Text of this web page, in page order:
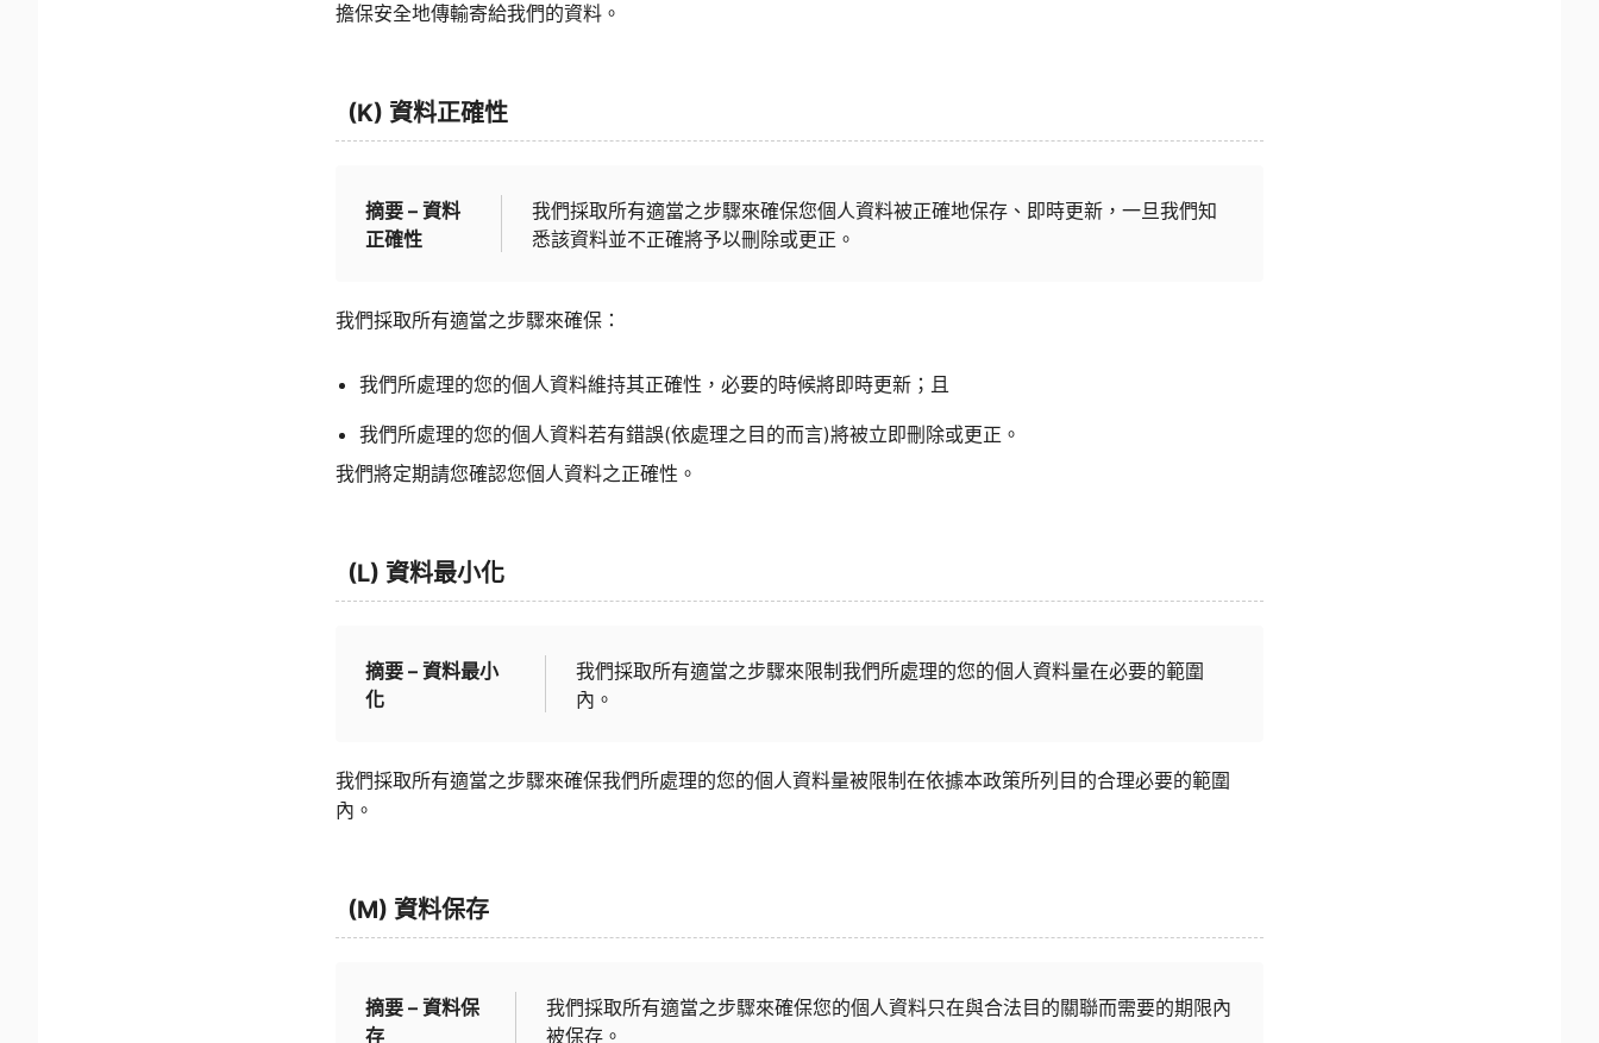
擔保安全地傳輸寄給我們的資料。
(K) 資料正確性
摘要 – 資料
正確性
我們採取所有適當之步驟來確保您個人資料被正確地保存、即時更新，一旦我們知
悉該資料並不正確將予以刪除或更正。
我們採取所有適當之步驟來確保：
我們所處理的您的個人資料維持其正確性，必要的時候將即時更新；且
我們所處理的您的個人資料若有錯誤(依處理之目的而言)將被立即刪除或更正。
我們將定期請您確認您個人資料之正確性。
(L) 資料最小化
摘要 – 資料最小
化
我們採取所有適當之步驟來限制我們所處理的您的個人資料量在必要的範圍
內。
我們採取所有適當之步驟來確保我們所處理的您的個人資料量被限制在依據本政策所列目的合理必要的範圍
內。
(M) 資料保存
摘要 – 資料保
存
我們採取所有適當之步驟來確保您的個人資料只在與合法目的關聯而需要的期限內
被保存。